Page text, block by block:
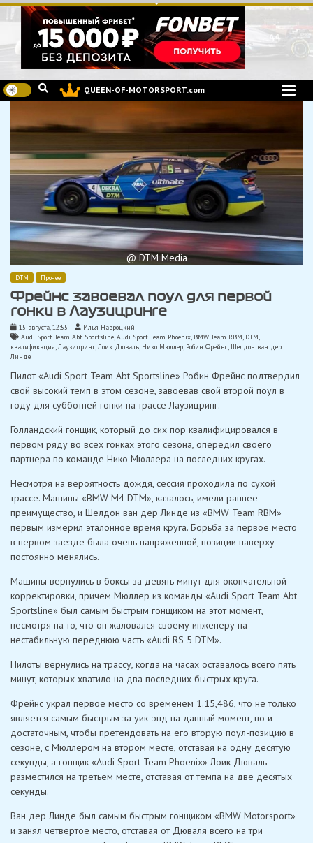
Перейти
к
содержимому
QUEEN-OF-MOTORSPORT.com
@ DTM Media
DTM Прочее
Фрейнс завоевал поул для первой
гонки в Лаузицринге
15 августа, 12:55
Илья Навроцкий
Audi Sport Team Abt Sportsline,Audi Sport Team Phoenix, BMW Team RBM, DTM
квалификация,Лаузицринг,Лоик Дюваль, Нико Мюллер, Робин Фрейнс, Шелдон ван дер
Линде
Пилот «Audi Sport Team Abt Sportsline» Робин Фрейнс подтвердил
свой высокий темп в этом сезоне, завоевав свой второй поул в
году для субботней гонки на трассе Лаузицринг.
Голландский гонщик, который до сих пор квалифицировался в
первом ряду во всех гонках этого сезона, опередил своего
партнера по команде Нико Мюллера на последних кругах.
Несмотря на вероятность дождя, сессия проходила по сухой
трассе. Машины «BMW M4 DTM», казалось, имели раннее
преимущество, и Шелдон ван дер Линде из «BMW Team RBM»
первым измерил эталонное время круга. Борьба за первое место
в первом заезде была очень напряженной, позиции наверху
постоянно менялись.
Машины вернулись в боксы за девять минут для окончательной
корректировки, причем Мюллер из команды «Audi Sport Team Abt
Sportsline» был самым быстрым гонщиком на этот момент,
несмотря на то, что он жаловался своему инженеру на
нестабильную переднюю часть «Audi RS 5 DTM».
Пилоты вернулись на трассу, когда на часах оставалось всего пять
минут, которых хватило на два последних быстрых круга.
Фрейнс украл первое место со временем 1.15,486, что не только
является самым быстрым за уик-энд на данный момент, но и
достаточным, чтобы претендовать на его вторую поул-позицию в
сезоне, с Мюллером на втором месте, отставая на одну десятую
секунды, а гонщик «Audi Sport Team Phoenix» Лоик Дюваль
разместился на третьем месте, отставая от темпа на две десятых
секунды.
Ван дер Линде был самым быстрым гонщиком «BMW Motorsport»
и занял четвертое место, отставая от Дюваля всего на три